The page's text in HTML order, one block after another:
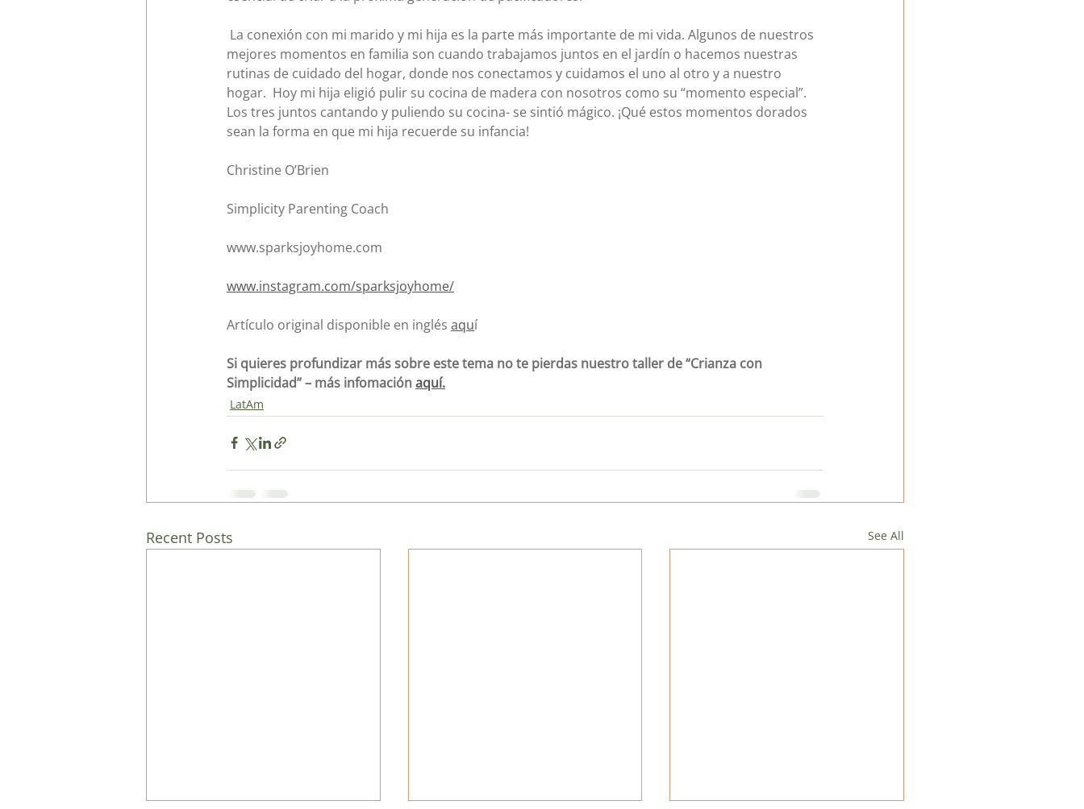
La conexión con mi marido y mi hija es la parte más importante de mi vida. Algunos de nuestros
mejores momentos en familia son cuando trabajamos juntos en el jardín o hacemos nuestras
rutinas de cuidado del hogar, donde nos conectamos y cuidamos el uno al otro y a nuestro
hogar.  Hoy mi hija eligió pulir su cocina de madera con nosotros como su “momento especial”.
Los tres juntos cantando y puliendo su cocina- se sintió mágico. ¡Qué estos momentos dorados
sean la forma en que mi hija recuerde su infancia!
Christine O’Brien
Simplicity Parenting Coach
www.sparksjoyhome.com
www.instagram.com/sparksjoyhome/
Artículo original disponible en inglés aquí
Si quieres profundizar más sobre este tema no te pierdas nuestro taller de “Crianza con
Simplicidad” – más infomación aquí.
LatAm
Recent Posts See All